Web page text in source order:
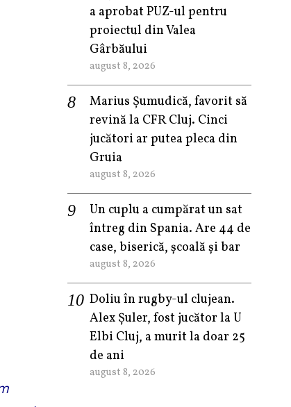
a aprobat PUZ-ul pentru
proiectul din Valea
Gârbăului
august 8, 2026
Marius Șumudică, favorit să
revină la CFR Cluj. Cinci
jucători ar putea pleca din
Gruia
august 8, 2026
Un cuplu a cumpărat un sat
întreg din Spania. Are 44 de
case, biserică, școală și bar
august 8, 2026
Doliu în rugby-ul clujean.
Alex Șuler, fost jucător la U
Elbi Cluj, a murit la doar 25
de ani
august 8, 2026